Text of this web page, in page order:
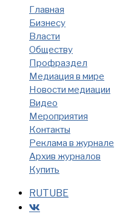
Главная
Бизнесу
Власти
Обществу
Профраздел
Медиация в мире
Новости медиации
Видео
Мероприятия
Контакты
Реклама в журнале
Архив журналов
Купить
RUTUBE